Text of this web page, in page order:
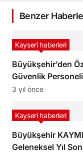
Benzer
Büyükşehir’den
Güvenlik
“Özel” Seminer
Kayseri haberleri
3 yıl önce
Büyükşehir
Geleneksel Yıl
Kayseri haberleri